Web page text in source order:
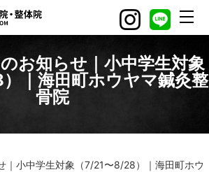
お知らせ｜小中学生対象
）｜海田町ホウヤマ鍼灸整
骨院
｜小中学生対象（7/21〜8/28）｜海田町ホウ